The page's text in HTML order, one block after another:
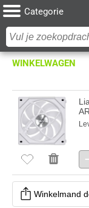
Categorie
WINKELWAGEN
Winkelmand